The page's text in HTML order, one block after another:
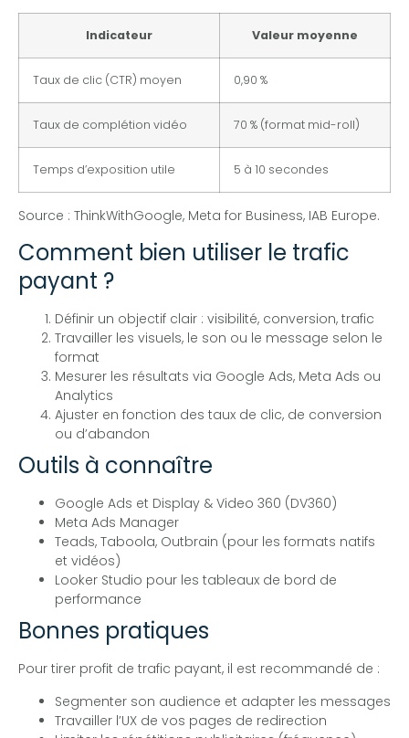
Indicateur Valeur moyenne
Taux de clic (CTR) moyen 0,90 %
Taux de complétion vidéo 70 % (format mid-roll)
Temps d’exposition utile 5 à 10 secondes
Source : ThinkWithGoogle, Meta for Business, IAB Europe.
Comment bien utiliser le trafic
payant ?
Définir un objectif clair : visibilité, conversion, trafic
Travailler les visuels, le son ou le message selon le
format
Mesurer les résultats via Google Ads, Meta Ads ou
Analytics
Ajuster en fonction des taux de clic, de conversion
ou d’abandon
Outils à connaître
Google Ads et Display & Video 360 (DV360)
Meta Ads Manager
Teads, Taboola, Outbrain (pour les formats natifs
et vidéos)
Looker Studio pour les tableaux de bord de
performance
Bonnes pratiques
Pour tirer profit de trafic payant, il est recommandé de :
Segmenter son audience et adapter les messages
Travailler l’UX de vos pages de redirection